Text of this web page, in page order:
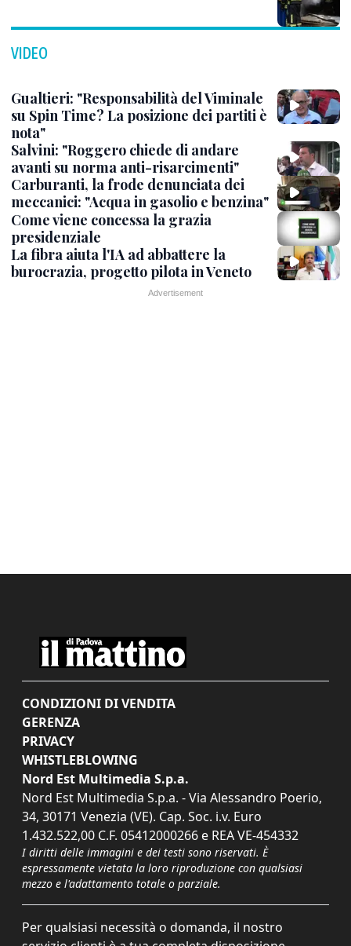
VIDEO
Gualtieri: "Responsabilità del Viminale
su Spin Time? La posizione dei partiti è
nota"
Salvini: "Roggero chiede di andare
avanti su norma anti-risarcimenti"
Carburanti, la frode denunciata dei
meccanici: "Acqua in gasolio e benzina"
Come viene concessa la grazia
presidenziale
La fibra aiuta l'IA ad abbattere la
burocrazia, progetto pilota in Veneto
CONDIZIONI DI VENDITA
GERENZA
PRIVACY
WHISTLEBLOWING
Nord Est Multimedia S.p.a.
Nord Est Multimedia S.p.a. - Via Alessandro Poerio,
34, 30171 Venezia (VE). Cap. Soc. i.v. Euro
1.432.522,00 C.F. 05412000266 e REA VE-454332
I diritti delle immagini e dei testi sono riservati. È
espressamente vietata la loro riproduzione con qualsiasi
mezzo e l'adattamento totale o parziale.
Per qualsiasi necessità o domanda, il nostro